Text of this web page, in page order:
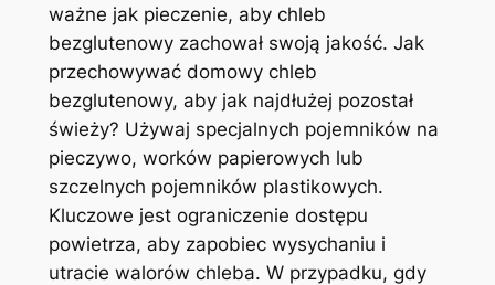
ważne jak pieczenie, aby chleb
bezglutenowy zachował swoją jakość. Jak
przechowywać domowy chleb
bezglutenowy, aby jak najdłużej pozostał
świeży? Używaj specjalnych pojemników na
pieczywo, worków papierowych lub
szczelnych pojemników plastikowych.
Kluczowe jest ograniczenie dostępu
powietrza, aby zapobiec wysychaniu i
utracie walorów chleba. W przypadku, gdy